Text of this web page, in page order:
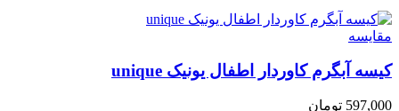
مقایسه
کیسه آبگرم کاوردار اطفال یونیک unique
597,000 تومان